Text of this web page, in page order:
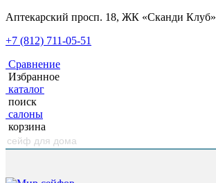
Аптекарский просп. 18, ЖК «Сканди Клуб»
+7 (812) 711-05-51
Сравнение
Избранное
каталог
поиск
салоны
корзина